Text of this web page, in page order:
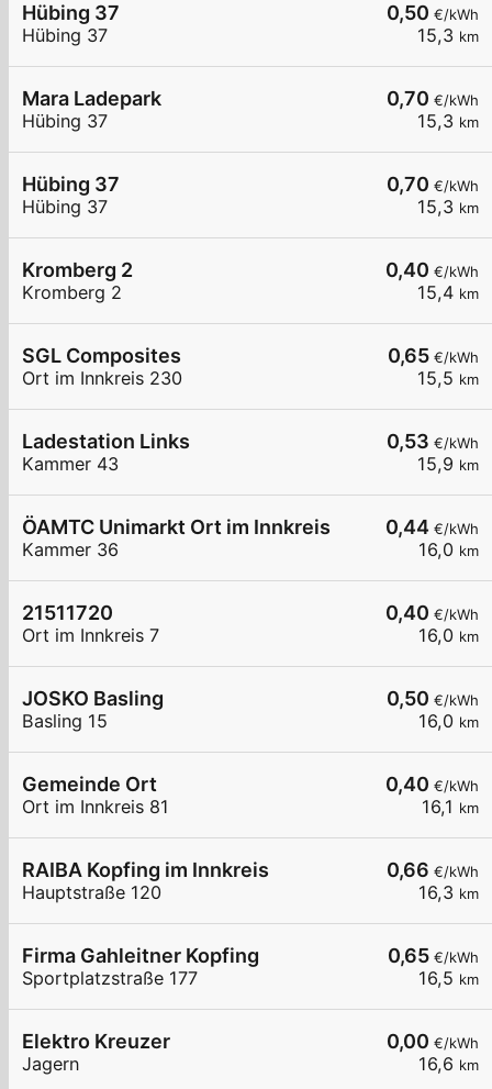
0,50 €/kWh
15,3 km
Hübing 37
Hübing 37
0,70 €/kWh
15,3 km
Mara Ladepark
Hübing 37
0,70 €/kWh
15,3 km
Hübing 37
Hübing 37
0,40 €/kWh
15,4 km
Kromberg 2
Kromberg 2
0,65 €/kWh
15,5 km
SGL Composites
Ort im Innkreis 230
0,53 €/kWh
15,9 km
Ladestation Links
Kammer 43
0,44 €/kWh
16,0 km
ÖAMTC Unimarkt Ort im Innkreis
Kammer 36
0,40 €/kWh
16,0 km
21511720
Ort im Innkreis 7
0,50 €/kWh
16,0 km
JOSKO Basling
Basling 15
0,40 €/kWh
16,1 km
Gemeinde Ort
Ort im Innkreis 81
0,66 €/kWh
16,3 km
RAIBA Kopfing im Innkreis
Hauptstraße 120
0,65 €/kWh
16,5 km
Firma Gahleitner Kopfing
Sportplatzstraße 177
0,00 €/kWh
16,6 km
Elektro Kreuzer
Jagern